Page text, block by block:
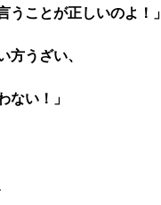
うことが正しいのよ！」
方うざい、
！」